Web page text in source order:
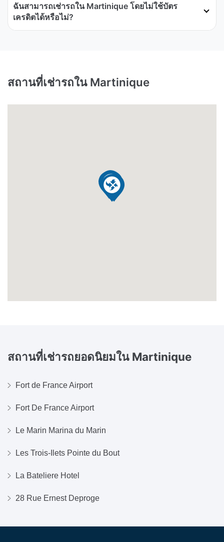
ฉันสามารถเช่ารถใน Martinique โดยไม่ใช้บัตร
เครดิตได้หรือไม่?
สถานที่เช่ารถใน Martinique
สถานที่เช่ารถยอดนิยมใน Martinique
Fort de France Airport
Fort De France Airport
Le Marin Marina du Marin
Les Trois-Ilets Pointe du Bout
La Bateliere Hotel
28 Rue Ernest Deproge